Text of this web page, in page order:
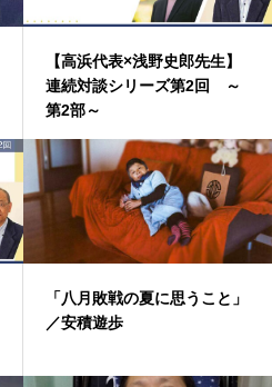
【高浜代表×浅野史郎先生】
連続対談シリーズ第2回 ～
第2部～
「八月敗戦の夏に思うこと」
／安積遊歩